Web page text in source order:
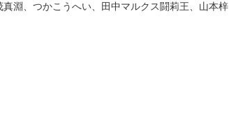
淵、つかこうへい、田中マルクス闘莉王、山本梓